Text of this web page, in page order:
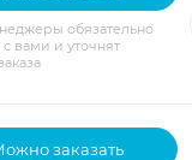
обязательно
с вами и уточнят
заказать